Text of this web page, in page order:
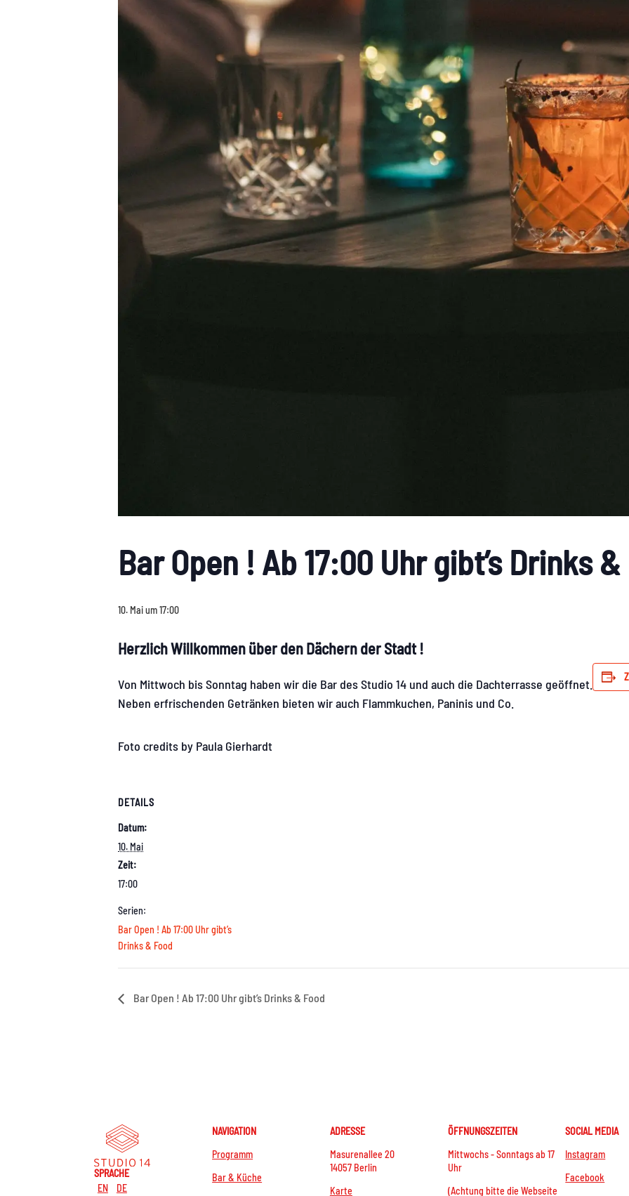
Bar Open ! Ab 17:00 Uhr gibt’s Drinks
10. Mai um 17:00
Herzlich Willkommen über den Dächern der Stadt !
Von Mittwoch bis Sonntag haben wir die Bar des Studio 14 und auch die Dachterrasse geöffnet.
Neben erfrischenden Getränken bieten wir auch Flammkuchen, Paninis und Co.
Foto credits by Paula Gierhardt
DETAILS
Datum:
10. Mai
Zeit:
17:00
Serien:
Bar Open ! Ab 17:00 Uhr gibt’s
Drinks & Food
Bar Open ! Ab 17:00 Uhr gibt’s Drinks & Food
SPRACHE
EN
DE
NAVIGATION
Programm
Bar & Küche
ADRESSE
Masurenallee 20
14057 Berlin
Karte
ÖFFNUNGSZEITEN
Mittwochs - Sonntags ab 17
Uhr
(Achtung bitte die Webseite
SOCIAL MEDIA
Instagram
Facebook